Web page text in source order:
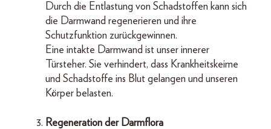
Durch die Entlastung von Schadstoffen kann sich
die Darmwand regenerieren und ihre
Schutzfunktion zurückgewinnen.
Eine intakte Darmwand ist unser innerer
Türsteher. Sie verhindert, dass Krankheitskeime
und Schadstoffe ins Blut gelangen und unseren
Körper belasten.
Regeneration der Darmflora